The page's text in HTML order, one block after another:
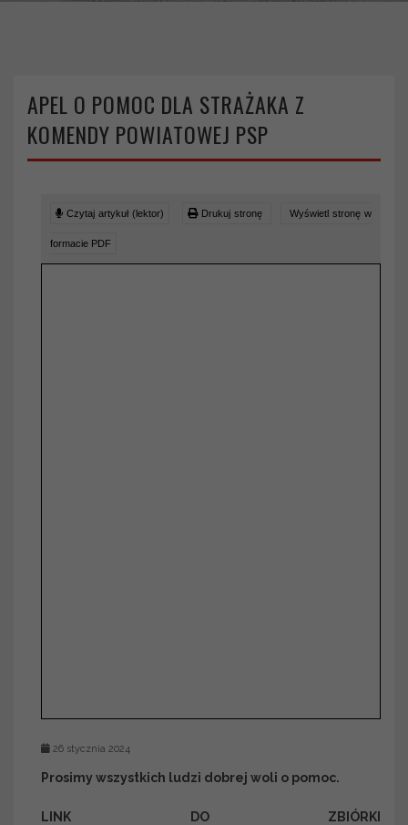
APEL O POMOC DLA STRAŻAKA Z
KOMENDY POWIATOWEJ PSP
Czytaj artykuł (lektor) Drukuj stronę Wyświetl stronę w
formacie PDF
26 stycznia 2024
Prosimy wszystkich ludzi dobrej woli o pomoc.
LINK DO ZBIÓRKI